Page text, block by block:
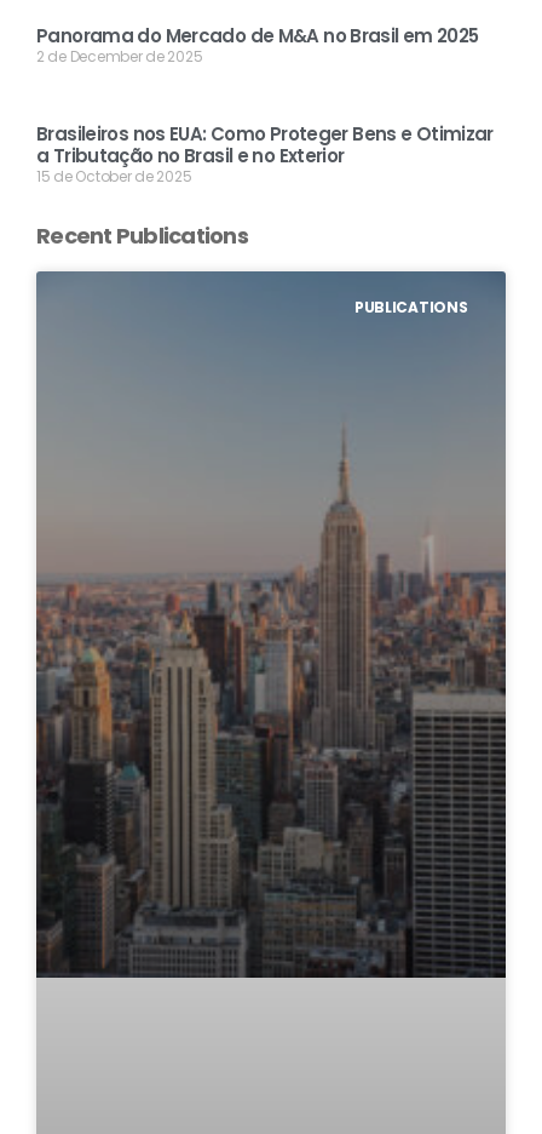
Panorama do Mercado de M&A no Brasil em 2025
2 de December de 2025
Brasileiros nos EUA: Como Proteger Bens e Otimizar
a Tributação no Brasil e no Exterior
15 de October de 2025
Recent Publications
PUBLICATIONS